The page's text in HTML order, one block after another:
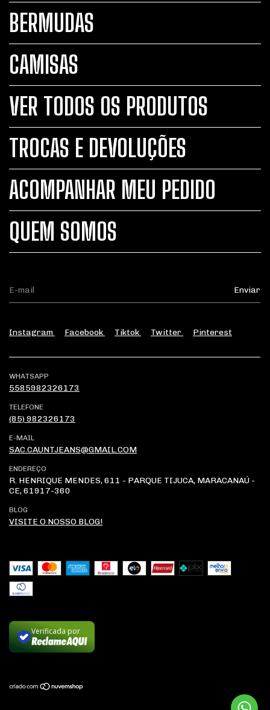
BERMUDAS
CAMISAS
VER TODOS OS PRODUTOS
TROCAS E DEVOLUÇÕES
ACOMPANHAR MEU PEDIDO
QUEM SOMOS
Instagram Facebook Tiktok Twitter Pinterest
WHATSAPP
5585982326173
TELEFONE
(85) 982326173
E-MAIL
SAC.CAUNTJEANS@GMAIL.COM
ENDEREÇO
R. HENRIQUE MENDES, 611 - PARQUE TIJUCA, MARACANAÚ -
CE, 61917-360
BLOG
VISITE O NOSSO BLOG!
Verificada por